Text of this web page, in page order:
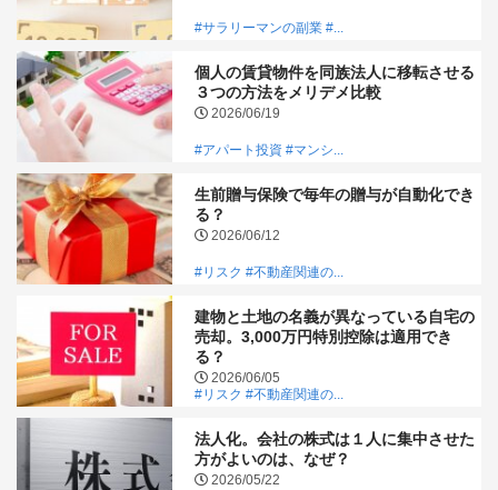
#サラリーマンの副業 #...
個人の賃貸物件を同族法人に移転させる
３つの方法をメリデメ比較
2026/06/19
#アパート投資 #マンシ...
生前贈与保険で毎年の贈与が自動化でき
る？
2026/06/12
#リスク #不動産関連の...
建物と土地の名義が異なっている自宅の
売却。3,000万円特別控除は適用でき
る？
2026/06/05
#リスク #不動産関連の...
法人化。会社の株式は１人に集中させた
方がよいのは、なぜ？
2026/05/22